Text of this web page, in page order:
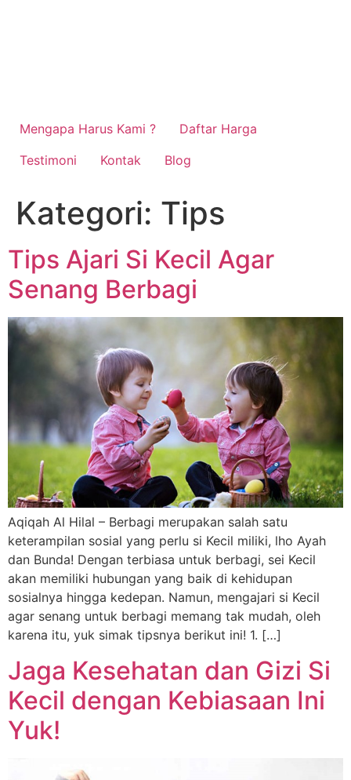
Mengapa Harus Kami ?
Daftar Harga
Testimoni
Kontak Blog
Kategori: Tips
Tips Ajari Si Kecil Agar
Senang Berbagi
Aqiqah Al Hilal – Berbagi merupakan salah satu
keterampilan sosial yang perlu si Kecil miliki, lho Ayah
dan Bunda! Dengan terbiasa untuk berbagi, sei Kecil
akan memiliki hubungan yang baik di kehidupan
sosialnya hingga kedepan. Namun, mengajari si Kecil
agar senang untuk berbagi memang tak mudah, oleh
karena itu, yuk simak tipsnya berikut ini! 1. […]
Jaga Kesehatan dan Gizi Si
Kecil dengan Kebiasaan Ini
Yuk!